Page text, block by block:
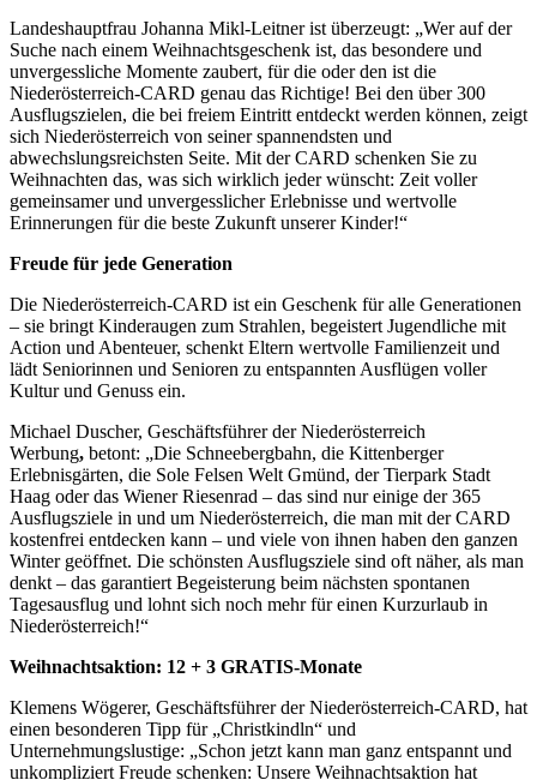
Landeshauptfrau Johanna Mikl-Leitner ist überzeugt: „Wer auf der
Suche nach einem Weihnachtsgeschenk ist, das besondere und
unvergessliche Momente zaubert, für die oder den ist die
Niederösterreich-CARD genau das Richtige! Bei den über 300
Ausflugszielen, die bei freiem Eintritt entdeckt werden können, zeigt
sich Niederösterreich von seiner spannendsten und
abwechslungsreichsten Seite. Mit der CARD schenken Sie zu
Weihnachten das, was sich wirklich jeder wünscht: Zeit voller
gemeinsamer und unvergesslicher Erlebnisse und wertvolle
Erinnerungen für die beste Zukunft unserer Kinder!“
Freude für jede Generation
Die Niederösterreich-CARD ist ein Geschenk für alle Generationen
– sie bringt Kinderaugen zum Strahlen, begeistert Jugendliche mit
Action und Abenteuer, schenkt Eltern wertvolle Familienzeit und
lädt Seniorinnen und Senioren zu entspannten Ausflügen voller
Kultur und Genuss ein.
Michael Duscher, Geschäftsführer der Niederösterreich
Werbung, betont: „Die Schneebergbahn, die Kittenberger
Erlebnisgärten, die Sole Felsen Welt Gmünd, der Tierpark Stadt
Haag oder das Wiener Riesenrad – das sind nur einige der 365
Ausflugsziele in und um Niederösterreich, die man mit der CARD
kostenfrei entdecken kann – und viele von ihnen haben den ganzen
Winter geöffnet. Die schönsten Ausflugsziele sind oft näher, als man
denkt – das garantiert Begeisterung beim nächsten spontanen
Tagesausflug und lohnt sich noch mehr für einen Kurzurlaub in
Niederösterreich!“
Weihnachtsaktion: 12 + 3 GRATIS-Monate
Klemens Wögerer, Geschäftsführer der Niederösterreich-CARD, hat
einen besonderen Tipp für „Christkindln“ und
Unternehmungslustige: „Schon jetzt kann man ganz entspannt und
unkompliziert Freude schenken: Unsere Weihnachtsaktion hat